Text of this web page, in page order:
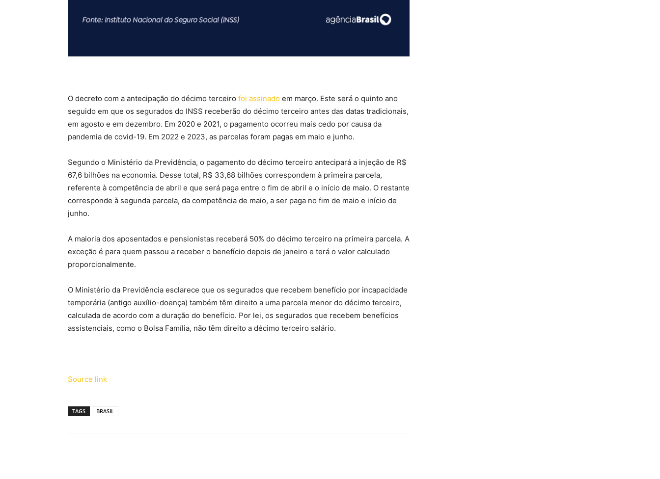
O decreto com a antecipação do décimo terceiro foi assinado em março. Este será o quinto ano
seguido em que os segurados do INSS receberão do décimo terceiro antes das datas tradicionais,
em agosto e em dezembro. Em 2020 e 2021, o pagamento ocorreu mais cedo por causa da
pandemia de covid-19. Em 2022 e 2023, as parcelas foram pagas em maio e junho.
Segundo o Ministério da Previdência, o pagamento do décimo terceiro antecipará a injeção de R$
67,6 bilhões na economia. Desse total, R$ 33,68 bilhões correspondem à primeira parcela,
referente à competência de abril e que será paga entre o fim de abril e o início de maio. O restante
corresponde à segunda parcela, da competência de maio, a ser paga no fim de maio e início de
junho.
A maioria dos aposentados e pensionistas receberá 50% do décimo terceiro na primeira parcela. A
exceção é para quem passou a receber o benefício depois de janeiro e terá o valor calculado
proporcionalmente.
O Ministério da Previdência esclarece que os segurados que recebem benefício por incapacidade
temporária (antigo auxílio-doença) também têm direito a uma parcela menor do décimo terceiro,
calculada de acordo com a duração do benefício. Por lei, os segurados que recebem benefícios
assistenciais, como o Bolsa Família, não têm direito a décimo terceiro salário.
Source link
TAGS BRASIL